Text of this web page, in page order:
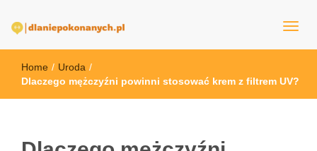
dlaNiepokonanych.pl
Home / Uroda /
Dlaczego mężczyźni powinni stosować krem z filtrem UV?